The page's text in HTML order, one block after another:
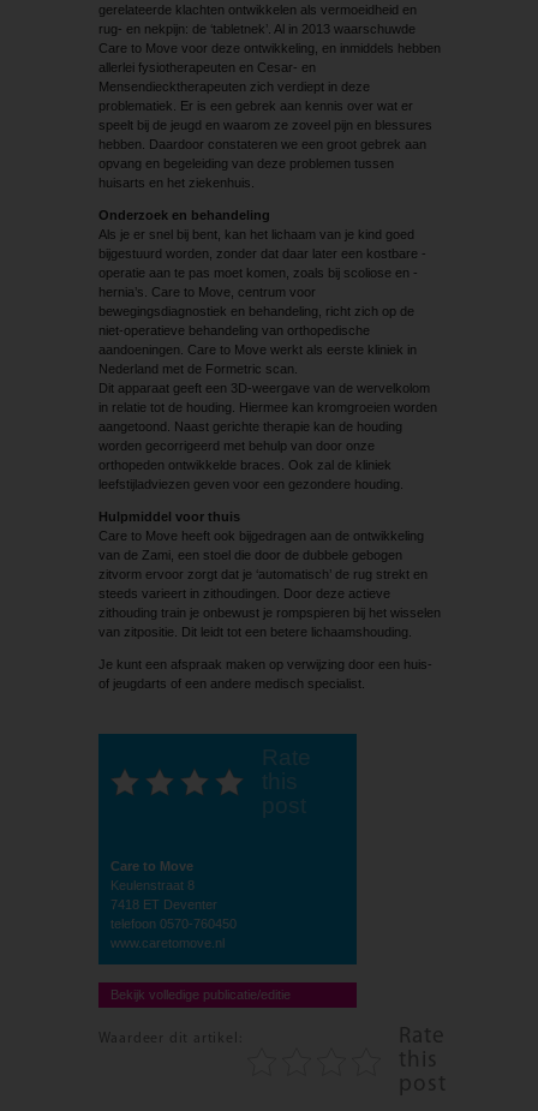
gerelateerde klachten ontwikkelen als vermoeidheid en
rug- en nekpijn: de ‘tabletnek’. Al in 2013 waarschuwde
Care to Move voor deze ontwikkeling, en inmiddels hebben
allerlei fysiotherapeuten en Cesar- en
Mensendiecktherapeuten zich verdiept in deze
problematiek. Er is een gebrek aan kennis over wat er
speelt bij de jeugd en waarom ze zoveel pijn en blessures
hebben. Daardoor constateren we een groot gebrek aan
opvang en begeleiding van deze problemen tussen
huisarts en het ziekenhuis.
Onderzoek en behandeling
Als je er snel bij bent, kan het lichaam van je kind goed
bijgestuurd worden, zonder dat daar later een kostbare ­
operatie aan te pas moet komen, zoals bij scoliose en ­
hernia’s. Care to Move, centrum voor
bewegingsdiagnostiek en behandeling, richt zich op de
niet-operatieve behandeling van orthopedische
aandoeningen. Care to Move werkt als eerste kliniek in
Nederland met de Formetric scan.
Dit apparaat geeft een 3D-weergave van de wervelkolom
in relatie tot de houding. Hiermee kan kromgroeien worden
aangetoond. Naast gerichte therapie kan de houding
worden gecorrigeerd met behulp van door onze
orthopeden ontwikkelde braces. Ook zal de kliniek
leefstijladviezen geven voor een gezondere houding.
Hulpmiddel voor thuis
Care to Move heeft ook bijgedragen aan de ontwikkeling
van de Zami, een stoel die door de dubbele gebogen
zitvorm ervoor zorgt dat je ‘automatisch’ de rug strekt en
steeds varieert in zithoudingen. Door deze actieve
zithouding train je onbewust je rompspieren bij het wisselen
van zitpositie. Dit leidt tot een betere lichaamshouding.
Je kunt een afspraak maken op verwijzing door een huis-
of jeugdarts of een andere medisch specialist.
Rate
this
post
Care to Move
Keulenstraat 8
7418 ET Deventer
telefoon 0570-760450
www.caretomove.nl
Bekijk volledige publicatie/editie
Waardeer dit artikel:
Rate
this
post